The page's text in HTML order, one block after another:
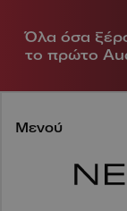
Όλα όσα
το πρώτο
Μενού
Μενού